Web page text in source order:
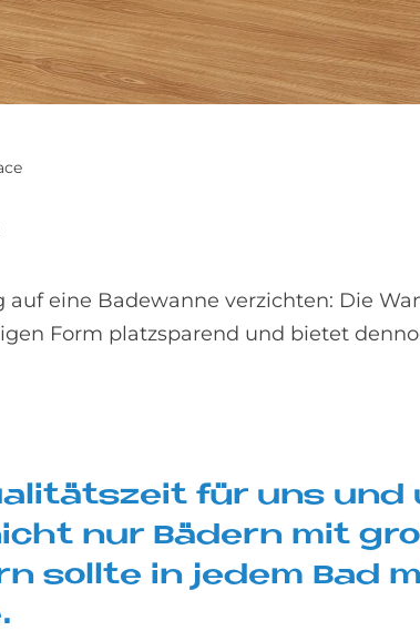
eine Badewanne verzichten: Die
Form platzsparend und bietet
für uns
nur Bä­dern mit
soll­te in je­dem Bad